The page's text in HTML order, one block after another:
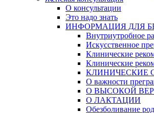
О консультации
Это надо знать
ИНФОРМАЦИЯ ДЛЯ
Внутриутробное
Искусственное
Клинические
Клинические
КЛИНИЧЕСКИЕ
О важности
О ВЫСОКОЙ
О ЛАКТАЦИИ
Обезболивание